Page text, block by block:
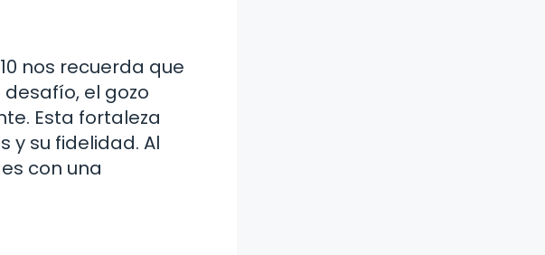
nos recuerda que
el gozo
Esta fortaleza
y su fidelidad. Al
con una